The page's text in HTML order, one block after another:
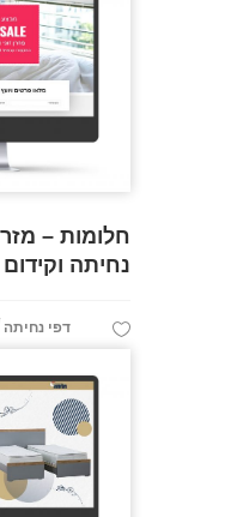
חלומות –
נחיתה
דפי נחיתה